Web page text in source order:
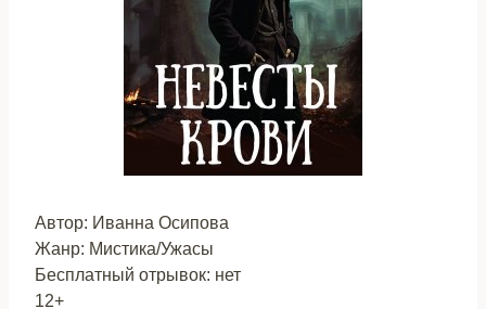
Автор: Иванна Осипова
Жанр: Мистика/Ужасы
Бесплатный отрывок: нет
12+